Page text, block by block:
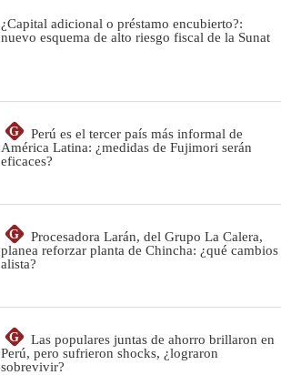
¿Capital adicional o préstamo encubierto?:
nuevo esquema de alto riesgo fiscal de la Sunat
G
Perú es el tercer país más informal de
América Latina: ¿medidas de Fujimori serán
eficaces?
G
Procesadora Larán, del Grupo La Calera,
planea reforzar planta de Chincha: ¿qué cambios
alista?
G
Las populares juntas de ahorro brillaron en
Perú, pero sufrieron shocks, ¿lograron
sobrevivir?